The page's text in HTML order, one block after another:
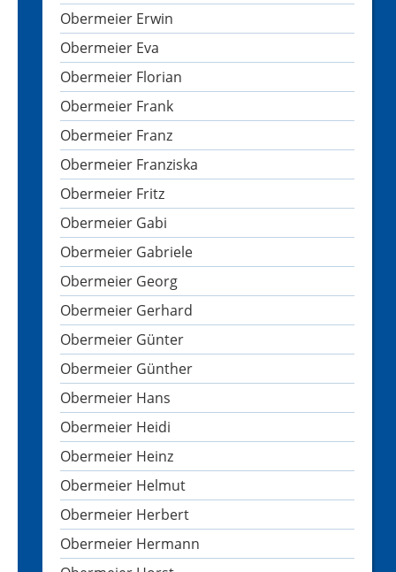
Obermeier Erwin
Obermeier Eva
Obermeier Florian
Obermeier Frank
Obermeier Franz
Obermeier Franziska
Obermeier Fritz
Obermeier Gabi
Obermeier Gabriele
Obermeier Georg
Obermeier Gerhard
Obermeier Günter
Obermeier Günther
Obermeier Hans
Obermeier Heidi
Obermeier Heinz
Obermeier Helmut
Obermeier Herbert
Obermeier Hermann